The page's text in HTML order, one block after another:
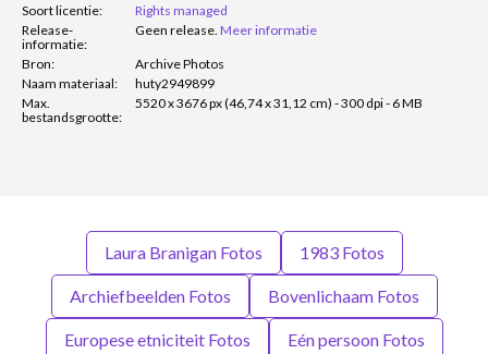
Soort licentie:
Rights managed
Release-
informatie:
Geen release. Meer informatie
Bron:
Archive Photos
Naam materiaal:
huty2949899
Max.
bestandsgrootte:
5520 x 3676 px (46,74 x 31,12 cm) - 300 dpi - 6 MB
Laura Branigan Fotos 1983 Fotos
Archiefbeelden Fotos Bovenlichaam Fotos
Europese etniciteit Fotos Eén persoon Fotos